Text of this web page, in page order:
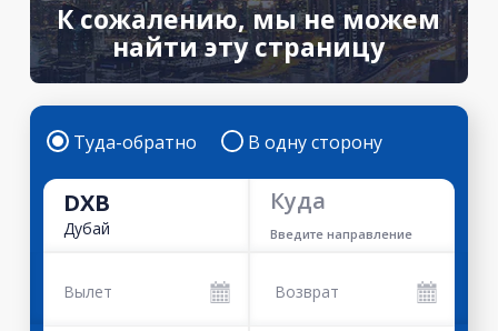
К сожалению, мы не можем
найти эту страницу
Туда-обратно В одну сторону
DXB
Дубай
Куда
Введите направление
Вылет Возврат